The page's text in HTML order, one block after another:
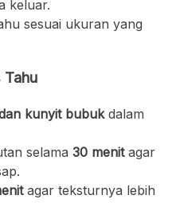
keluar.
sesuai ukuran yang
kunyit bubukdalam
selama 30 menitagar
agar teksturnya lebih